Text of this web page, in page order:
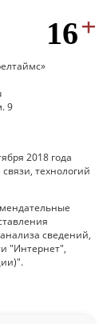
9
2018 года
технологий
сведений,
"Интернет",